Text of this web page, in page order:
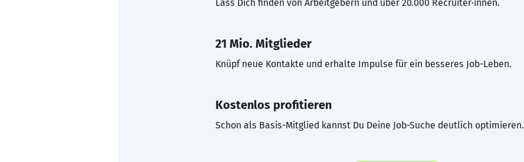
Lass Dich finden von Arbeitgebern und über 20.000 Recruiter·innen.
21 Mio. Mitglieder
Knüpf neue Kontakte und erhalte Impulse für ein besseres Job-Leben.
Kostenlos profitieren
Schon als Basis-Mitglied kannst Du Deine Job-Suche deutlich optimieren.